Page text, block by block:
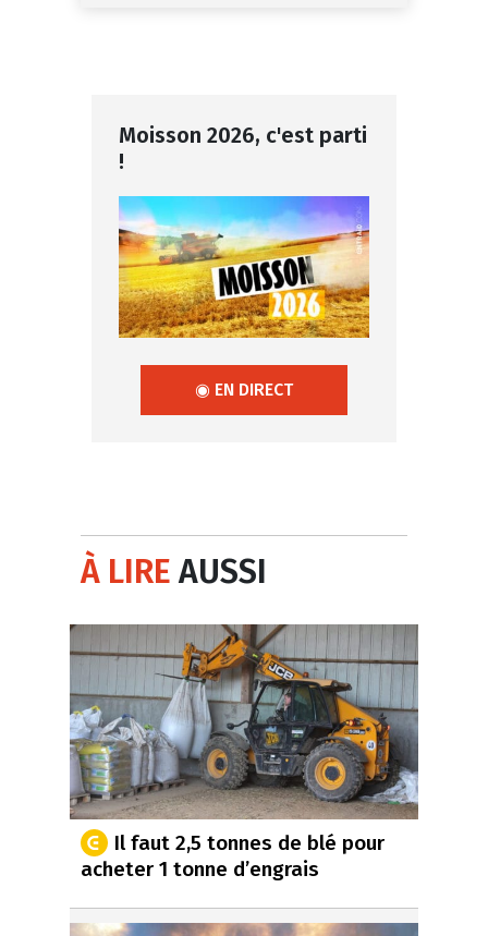
Moisson 2026, c'est parti
!
◉ EN DIRECT
À LIREAUSSI
Il faut 2,5 tonnes de blé pour
acheter 1 tonne d’engrais